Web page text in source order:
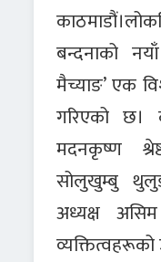
बन्दनाको
मैच्याङ’ एक
गरिएको छ।
मदनकृष्ण
सोलुखुम्बु
अध्यक्ष
व्यक्तित्वहरूको